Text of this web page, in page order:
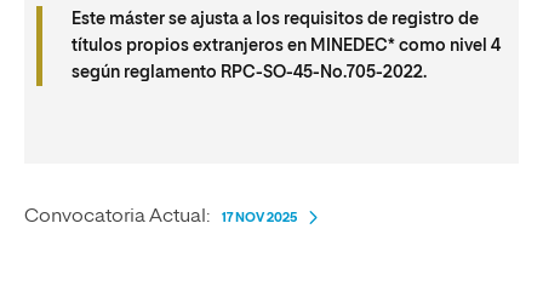
Este máster se ajusta a los requisitos de registro de
títulos propios extranjeros en MINEDEC* como nivel 4
según reglamento RPC-SO-45-No.705-2022.
Convocatoria Actual: 17 NOV 2025